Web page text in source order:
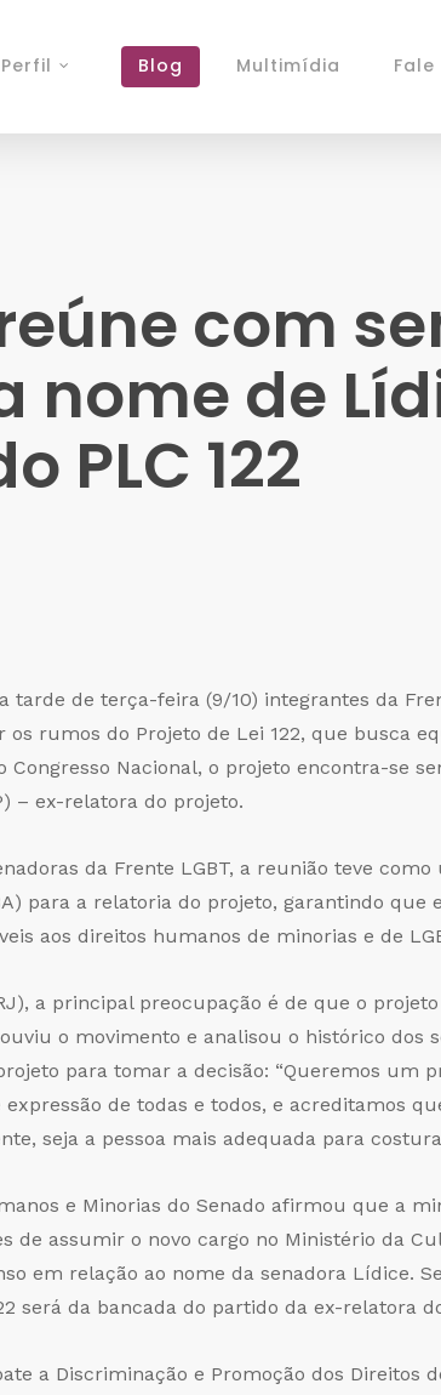
Perfil Blog Multimídia
com
nome de
PLC 122
tarde de terça-feira (9/10) integrantes da
rumos do Projeto de Lei 122, que busca
Nacional, o projeto encontra-se
– ex-relatora do projeto.
da Frente LGBT, a reunião teve
para a relatoria do projeto, garantindo
aos direitos humanos de minorias e de
a principal preocupação é de que o
o movimento e analisou o histórico dos
para tomar a decisão: “Queremos um
de todas e todos, e acreditamos
seja a pessoa mais adequada para
e Minorias do Senado afirmou que a
de assumir o novo cargo no Ministério da
em relação ao nome da senadora Lídice.
será da bancada do partido da ex-relatora
a Discriminação e Promoção dos Direitos